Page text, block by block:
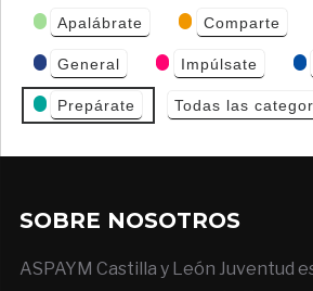
Categorías
de Eventos
Apalábrate Comparte
General Impúlsate
Prepárate Todas las
SOBRE NOSOTROS
ASPAYM Castilla y León Juventud